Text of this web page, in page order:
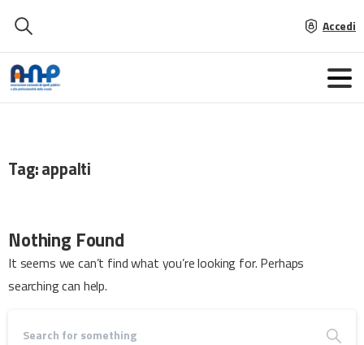
Accedi
Tag:appalti
Nothing Found
It seems we can’t find what you’re looking for. Perhaps
searching can help.